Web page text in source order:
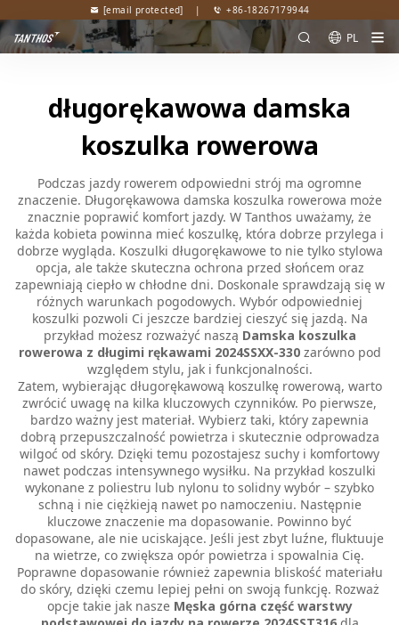
[email protected] | +86-18267179944
PL
długorękawowa damska
koszulka rowerowa
Podczas jazdy rowerem odpowiedni strój ma ogromne
znaczenie. Długorękawowa damska koszulka rowerowa może
znacznie poprawić komfort jazdy. W Tanthos uważamy, że
każda kobieta powinna mieć koszulkę, która dobrze przylega i
dobrze wygląda. Koszulki długorękawowe to nie tylko stylowa
opcja, ale także skuteczna ochrona przed słońcem oraz
zapewniają ciepło w chłodne dni. Doskonale sprawdzają się w
różnych warunkach pogodowych. Wybór odpowiedniej
koszulki pozwoli Ci jeszcze bardziej cieszyć się jazdą. Na
przykład możesz rozważyć naszą Damska koszulka
rowerowa z długimi rękawami 2024SSXX-330 zarówno pod
względem stylu, jak i funkcjonalności.
Zatem, wybierając długorękawową koszulkę rowerową, warto
zwrócić uwagę na kilka kluczowych czynników. Po pierwsze,
bardzo ważny jest materiał. Wybierz taki, który zapewnia
dobrą przepuszczalność powietrza i skutecznie odprowadza
wilgoć od skóry. Dzięki temu pozostajesz suchy i komfortowy
nawet podczas intensywnego wysiłku. Na przykład koszulki
wykonane z poliestru lub nylonu to solidny wybór – szybko
schną i nie ciężkieją nawet po namoczeniu. Następnie
kluczowe znaczenie ma dopasowanie. Powinno być
dopasowane, ale nie uciskające. Jeśli jest zbyt luźne, fluktuuje
na wietrze, co zwiększa opór powietrza i spowalnia Cię.
Poprawne dopasowanie również zapewnia bliskość materiału
do skóry, dzięki czemu lepiej pełni on swoją funkcję. Rozważ
opcje takie jak nasze Męska górna część warstwy